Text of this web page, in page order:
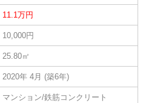
11.1万円
10,000円
25.80㎡
2020年 4月 (築6年)
マンション/鉄筋コンクリート